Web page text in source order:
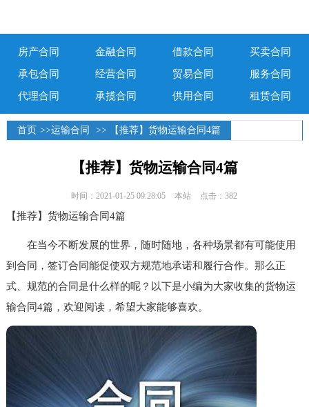
房产合同 金融合同 借款合同
买卖合同
承包合同
经营合同 贸易合同
服务合同
代理合同
承揽合同 供用合同 租赁合同
首页 >>运输合同 >> 【推荐】货物运输合同4篇
【推荐】货物运输合同4篇
时间：2021-01-25 09:28:05 本站 点击：382
【推荐】货物运输合同4篇
在当今不断发展的世界，随时随地，各种场景都有可能使用
到合同，签订合同能促使双方规范地承诺和履行合作。那么正
式、规范的合同是什么样的呢？以下是小编为大家收集的货物运
输合同4篇，欢迎阅读，希望大家能够喜欢。